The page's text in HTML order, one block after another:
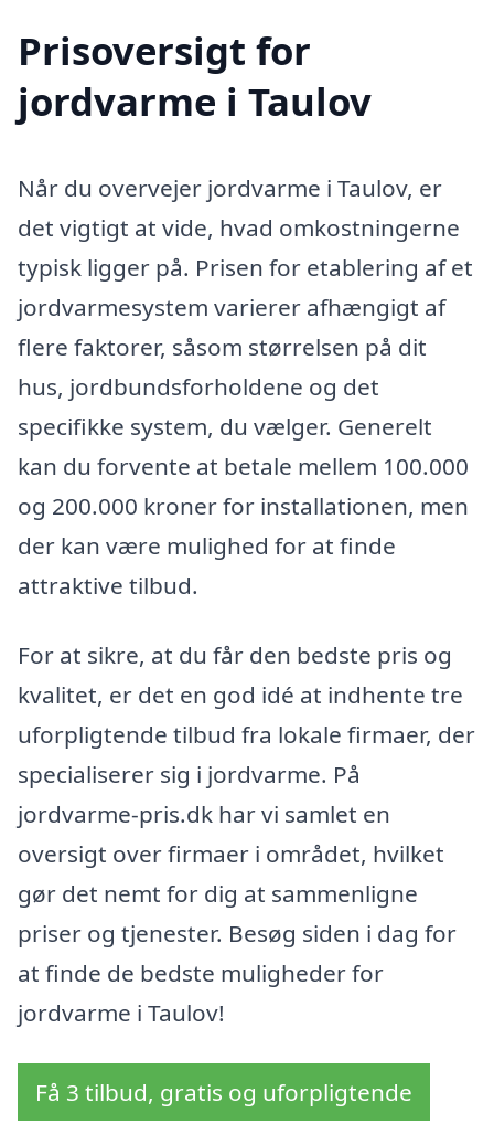
Prisoversigt for
jordvarme i Taulov
Når du overvejer jordvarme i Taulov, er
det vigtigt at vide, hvad omkostningerne
typisk ligger på. Prisen for etablering af et
jordvarmesystem varierer afhængigt af
flere faktorer, såsom størrelsen på dit
hus, jordbundsforholdene og det
specifikke system, du vælger. Generelt
kan du forvente at betale mellem 100.000
og 200.000 kroner for installationen, men
der kan være mulighed for at finde
attraktive tilbud.
For at sikre, at du får den bedste pris og
kvalitet, er det en god idé at indhente tre
uforpligtende tilbud fra lokale firmaer, der
specialiserer sig i jordvarme. På
jordvarme-pris.dk har vi samlet en
oversigt over firmaer i området, hvilket
gør det nemt for dig at sammenligne
priser og tjenester. Besøg siden i dag for
at finde de bedste muligheder for
jordvarme i Taulov!
Få 3 tilbud, gratis og uforpligtende